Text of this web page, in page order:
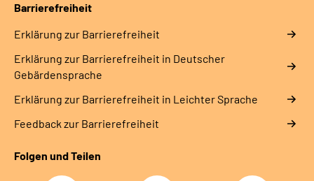
Barrierefreiheit
Erklärung zur Barrierefreiheit
Erklärung zur Barrierefreiheit in Deutscher
Gebärdensprache
Erklärung zur Barrierefreiheit in Leichter Sprache
Feedback zur Barrierefreiheit
Folgen und Teilen